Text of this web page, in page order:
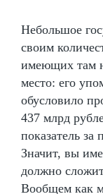
Небольшое
своим
имеющих там
место: его
обусловило
437 млрд
показатель за
Значит, вы
должно
Вообщем как